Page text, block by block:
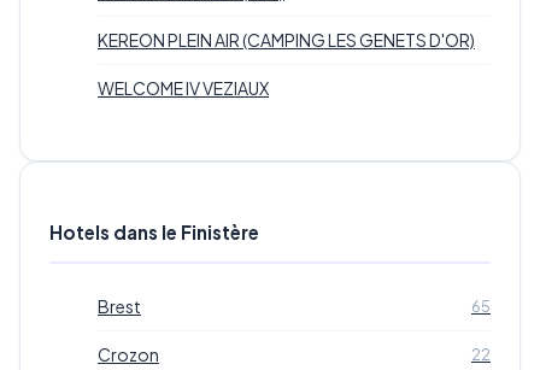
KEREON PLEIN AIR (CAMPING LES GENETS D'OR)
WELCOME IV VEZIAUX
Hotels dans le Finistère
Brest 65
Crozon 22